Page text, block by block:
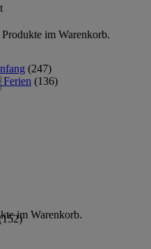
im Warenkorb.
im Warenkorb.
Nach
sortiert
(247)
(136)